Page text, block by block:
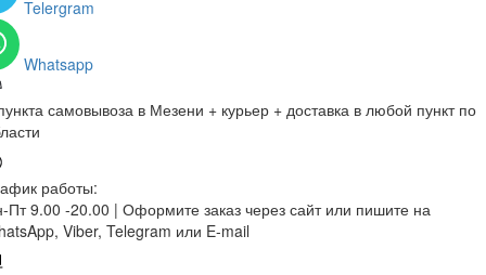
Telergram
Whatsapp
самовывоза в Мезени + курьер + доставка в любой пункт по
работы:
Пт 9.00 -20.00 | Оформите заказ через сайт или пишите на
Viber, Telegram или E-mail